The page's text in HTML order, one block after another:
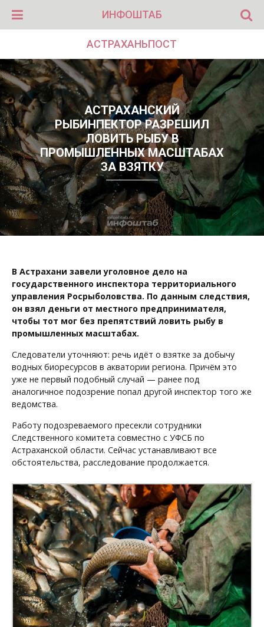
ИНФОШТАБ
АСТРАХАНЬПОСТ
АСТРАХАНСКИЙ
РЫБИНПЕКТОР РАЗРЕШИЛ
ЛОВИТЬ РЫБУ В
ПРОМЫШЛЕННЫХ МАСШТАБАХ
ЗА ВЗЯТКУ
В Астрахани завели уголовное дело на
государственного инспектора территориального
управления Росрыболовства. По данным следствия,
он взял деньги от местного предпринимателя,
чтобы тот мог без препятствий ловить рыбу в
промышленных масштабах.
Следователи уточняют: речь идёт о взятке за добычу
водных биоресурсов в акватории региона. Причём это
уже не первый подобный случай — ранее под
аналогичное подозрение попал другой инспектор того же
ведомства.
Работу подозреваемого пресекли сотрудники
Следственного комитета совместно с УФСБ по
Астраханской области. Сейчас устанавливают все
обстоятельства, расследование продолжается.